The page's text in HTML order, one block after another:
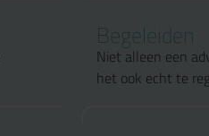
Begeleiden
Niet alleen een
het ook echt te